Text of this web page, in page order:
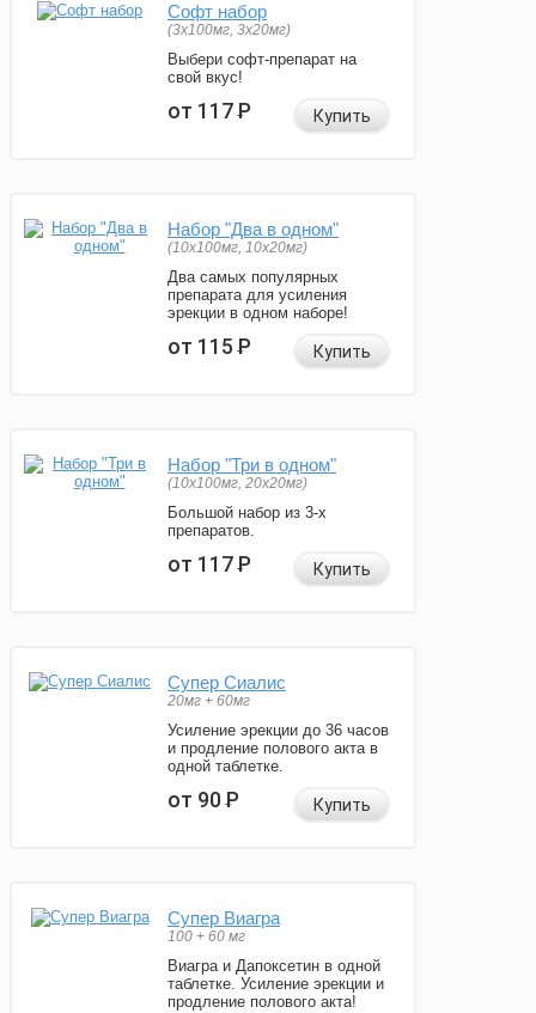
Софт набор
(3x100мг, 3x20мг)
Выбери софт-препарат на
свой вкус!
от 117Р Купить
Набор "Два в одном"
(10x100мг, 10x20мг)
Два самых популярных
препарата для усиления
эрекции в одном наборе!
от 115Р Купить
Набор "Три в одном"
(10x100мг, 20x20мг)
Большой набор из 3-х
препаратов.
от 117Р Купить
Супер Сиалис
20мг + 60мг
Усиление эрекции до 36 часов
и продление полового акта в
одной таблетке.
от 90Р Купить
Супер Виагра
100 + 60 мг
Виагра и Дапоксетин в одной
таблетке. Усиление эрекции и
продление полового акта!